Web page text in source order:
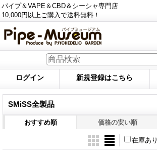
パイプ＆VAPE＆CBD＆シーシャ専門店
10,000円以上ご購入で送料無料！
ログイン 新規登録はこちら
SMiSS全製品
おすすめ順 価格の安い順
在庫あり